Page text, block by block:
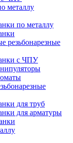
металлу
по металлу
резьбонарезные
с ЧПУ
для труб
для арматуры